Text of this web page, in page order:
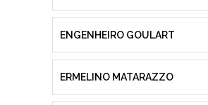
ENGENHEIRO GOULART
ERMELINO MATARAZZO